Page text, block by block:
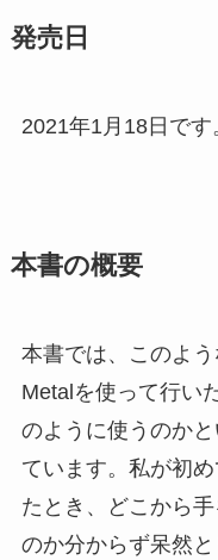
発売日
2021年1月18日です
本書の概要
本書では、このよ
Metalを使って行い
のように使うのか
ています。私が初
たとき、どこから
のか分からず呆然と